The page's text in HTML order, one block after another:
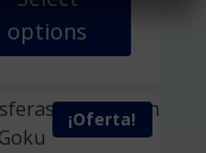
options
¡Oferta!